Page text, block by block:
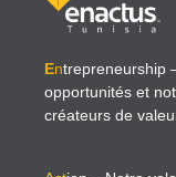
Entrepreneurship
opportunités et
créateurs de